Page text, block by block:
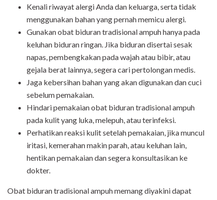
Kenali riwayat alergi Anda dan keluarga, serta tidak
menggunakan bahan yang pernah memicu alergi.
Gunakan obat biduran tradisional ampuh hanya pada
keluhan biduran ringan. Jika biduran disertai sesak
napas, pembengkakan pada wajah atau bibir, atau
gejala berat lainnya, segera cari pertolongan medis.
Jaga kebersihan bahan yang akan digunakan dan cuci
sebelum pemakaian.
Hindari pemakaian obat biduran tradisional ampuh
pada kulit yang luka, melepuh, atau terinfeksi.
Perhatikan reaksi kulit setelah pemakaian, jika muncul
iritasi, kemerahan makin parah, atau keluhan lain,
hentikan pemakaian dan segera konsultasikan ke
dokter.
Obat biduran tradisional ampuh memang diyakini dapat